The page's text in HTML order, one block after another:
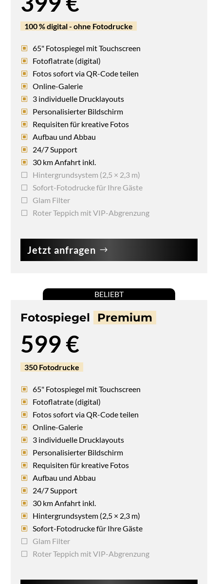
100 % digital - ohne Fotodrucke
65" Fotospiegel mit Touchscreen
Fotoflatrate (digital)
Fotos sofort via QR-Code teilen
Online-Galerie
3 individuelle Drucklayouts
Personalisierter Bildschirm
Requisiten für kreative Fotos
Aufbau und Abbau
24/7 Support
30 km Anfahrt inkl.
Hintergrundsystem (2,5 × 2,3 m)
Sofort-Fotodrucke für Ihre Gäste
Glam Filter
Roter Teppich mit VIP-Abgrenzung
Jetzt anfragen
BELIEBT
Fotospiegel Premium
599 €
350 Fotodrucke
65" Fotospiegel mit Touchscreen
Fotoflatrate (digital)
Fotos sofort via QR-Code teilen
Online-Galerie
3 individuelle Drucklayouts
Personalisierter Bildschirm
Requisiten für kreative Fotos
Aufbau und Abbau
24/7 Support
30 km Anfahrt inkl.
Hintergrundsystem (2,5 × 2,3 m)
Sofort-Fotodrucke für Ihre Gäste
Glam Filter
Roter Teppich mit VIP-Abgrenzung